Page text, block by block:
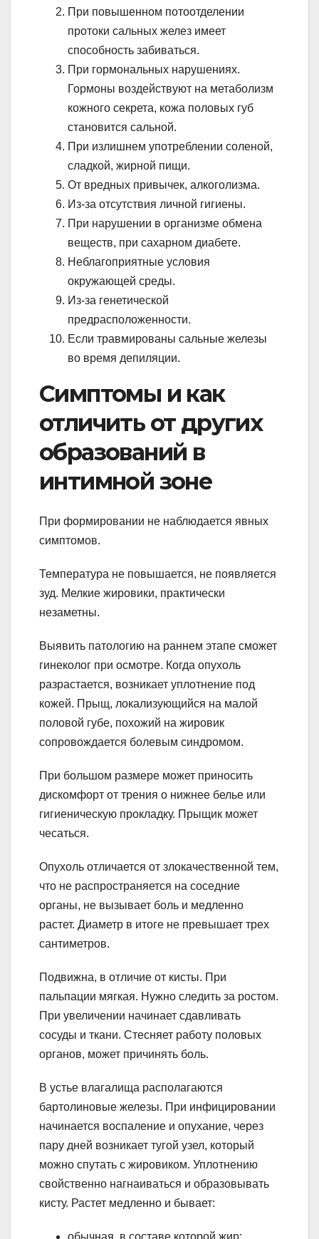
При повышенном потоотделении
протоки сальных желез имеет
способность забиваться.
При гормональных нарушениях.
Гормоны воздействуют на метаболизм
кожного секрета, кожа половых губ
становится сальной.
При излишнем употреблении соленой,
сладкой, жирной пищи.
От вредных привычек, алкоголизма.
Из-за отсутствия личной гигиены.
При нарушении в организме обмена
веществ, при сахарном диабете.
Неблагоприятные условия
окружающей среды.
Из-за генетической
предрасположенности.
Если травмированы сальные железы
во время депиляции.
Симптомы и как
отличить от других
образований в
интимной зоне
При формировании не наблюдается явных
симптомов.
Температура не повышается, не появляется
зуд. Мелкие жировики, практически
незаметны.
Выявить патологию на раннем этапе сможет
гинеколог при осмотре. Когда опухоль
разрастается, возникает уплотнение под
кожей. Прыщ, локализующийся на малой
половой губе, похожий на жировик
сопровождается болевым синдромом.
При большом размере может приносить
дискомфорт от трения о нижнее белье или
гигиеническую прокладку. Прыщик может
чесаться.
Опухоль отличается от злокачественной тем,
что не распространяется на соседние
органы, не вызывает боль и медленно
растет. Диаметр в итоге не превышает трех
сантиметров.
Подвижна, в отличие от кисты. При
пальпации мягкая. Нужно следить за ростом.
При увеличении начинает сдавливать
сосуды и ткани. Стесняет работу половых
органов, может причинять боль.
В устье влагалища располагаются
бартолиновые железы. При инфицировании
начинается воспаление и опухание, через
пару дней возникает тугой узел, который
можно спутать с жировиком. Уплотнению
свойственно нагнаиваться и образовывать
кисту. Растет медленно и бывает: